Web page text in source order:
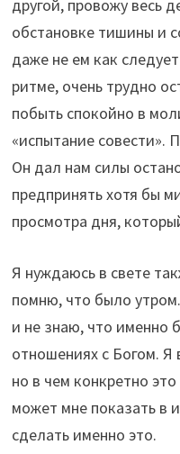
другой, провожу весь
обстановке тишины и
даже не ем как
ритме, очень трудно
побыть спокойно в
«испытание совести».
Он дал нам силы
предпринять хотя бы
просмотра дня,
Я нуждаюсь в свете
помню, что было
и не знаю, что именно
отношениях с Богом. Я
но в чем конкретно
может мне показать в
сделать именно это.